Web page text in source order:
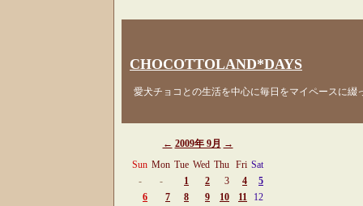
CHOCOTTOLAND*DAYS
愛犬チョコとの生活を中心に毎日をマイペースに綴
← 2009年 9月 →
Sun Mon Tue Wed Thu Fri Sat
-
- 1 2 3 4
5
6
7 8 9 10 11
12